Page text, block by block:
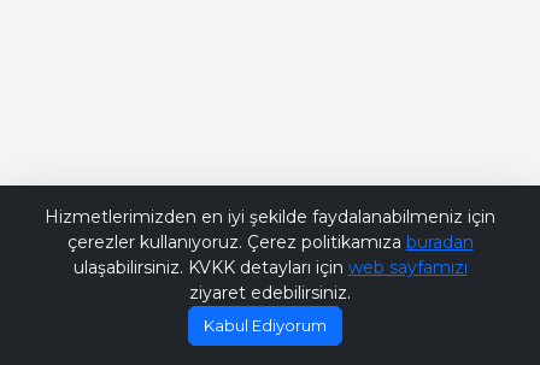
Hizmetlerimizden en iyi şekilde faydalanabilmeniz için
çerezler kullanıyoruz. Çerez politikamıza buradan
ulaşabilirsiniz. KVKK detayları için web sayfamızı
ziyaret edebilirsiniz.
Kabul Ediyorum
Bana Soru Sor | Ask Me